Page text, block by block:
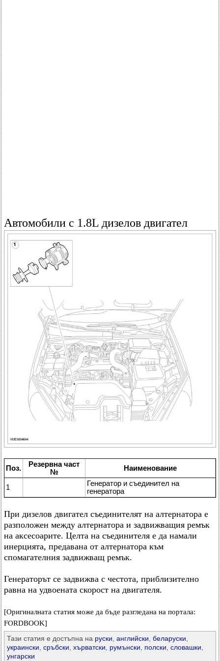
Автомобили с 1.8L дизелов двигател
Поз.
Резервна част
№
Наименование
1
Генератор и съединител на
генератора
При дизелов двигател съединителят на алтернатора е
разположен между алтернатора и задвижващия ремък
на аксесоарите. Целта на съединителя е да намали
инерцията, предавана от алтернатора към
спомагателния задвижващ ремък.
Генераторът се задвижва с честота, приблизително
равна на удвоената скорост на двигателя.
[Оригиналната статия може да бъде разгледана на портала:
FORDBOOK]
Тази статия е достъпна на руски английски беларуски
украински сръбски хърватски румънски полски словашки
унгарски